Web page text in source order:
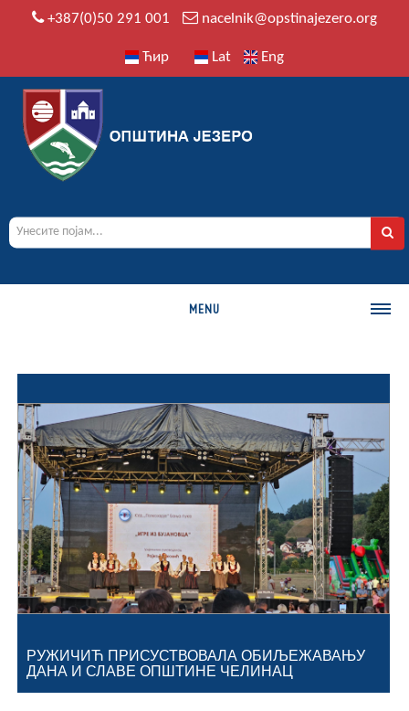
+387(0)50 291 001 nacelnik@opstinajezero.org
Ћир Lat Eng
MENU
Географија
Насељена мјеста
Занимљивости
Фотогалерија
НАЧЕЛНИК
Замјеник начелника
РУЖИЧИЋ ПРИСУСТВОВАЛА ОБИЉЕЖАВАЊУ
ДАНА И СЛАВЕ ОПШТИНЕ ЧЕЛИНАЦ